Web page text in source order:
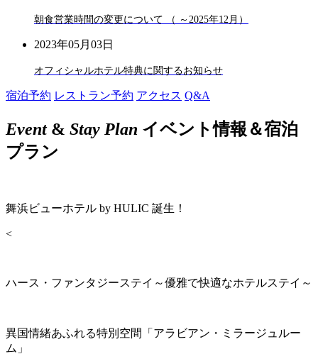
朝食営業時間の変更について （ ～2025年12月）
2023年05月03日
オフィシャルホテル特典に関するお知らせ
宿泊予約 レストラン予約 アクセス Q&A
Event& Stay Plan イベント情報＆宿泊
プラン
舞浜ビューホテル by HULIC 誕生！
<
ハース・ファンタジーステイ～優雅で快適なホテルステイ～
異国情緒あふれる特別空間「アラビアン・ミラージュルー
ム」